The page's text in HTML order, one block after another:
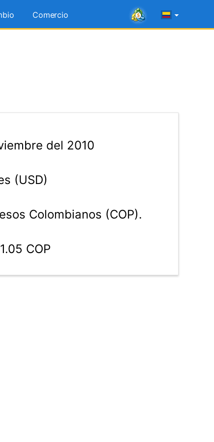
Comercio
del 2010
(USD)
Colombianos (COP).
COP